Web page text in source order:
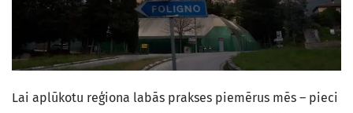
Lai aplūkotu reģiona labās prakses piemērus mēs – pieci